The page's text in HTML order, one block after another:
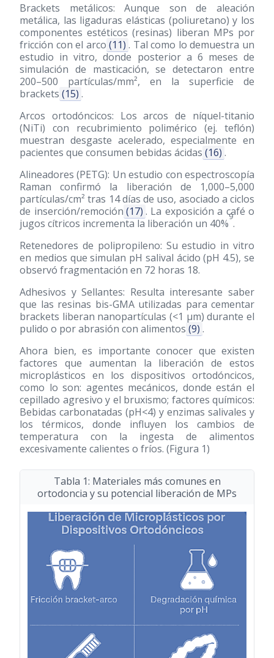
Brackets metálicos: Aunque son de aleación
metálica, las ligaduras elásticas (poliuretano) y los
componentes estéticos (resinas) liberan MPs por
fricción con el arco (11) . Tal como lo demuestra un
estudio in vitro, donde posterior a 6 meses de
simulación de masticación, se detectaron entre
200–500 partículas/mm², en la superficie de
brackets (15) .
Arcos ortodóncicos: Los arcos de níquel-titanio
(NiTi) con recubrimiento polimérico (ej. teflón)
muestran desgaste acelerado, especialmente en
pacientes que consumen bebidas ácidas (16) .
Alineadores (PETG): Un estudio con espectroscopía
Raman confirmó la liberación de 1,000–5,000
partículas/cm² tras 14 días de uso, asociado a ciclos
de inserción/remoción (17) . La exposición a café o
jugos cítricos incrementa la liberación un 40%
9
.
Retenedores de polipropileno: Su estudio in vitro
en medios que simulan pH salival ácido (pH 4.5), se
observó fragmentación en 72 horas 18.
Adhesivos y Sellantes: Resulta interesante saber
que las resinas bis-GMA utilizadas para cementar
brackets liberan nanopartículas (<1 µm) durante el
pulido o por abrasión con alimentos (9) .
Ahora bien, es importante conocer que existen
factores que aumentan la liberación de estos
microplásticos en los dispositivos ortodóncicos,
como lo son: agentes mecánicos, donde están el
cepillado agresivo y el bruxismo; factores químicos:
Bebidas carbonatadas (pH<4) y enzimas salivales y
los térmicos, donde influyen los cambios de
temperatura con la ingesta de alimentos
excesivamente calientes o fríos. (Figura 1)
Tabla 1: Materiales más comunes en
ortodoncia y su potencial liberación de MPs